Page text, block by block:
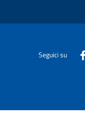
Seguici su